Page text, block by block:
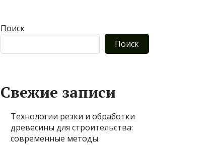
Поиск
Поиск
Свежие записи
Технологии резки и обработки
древесины для строительства:
современные методы